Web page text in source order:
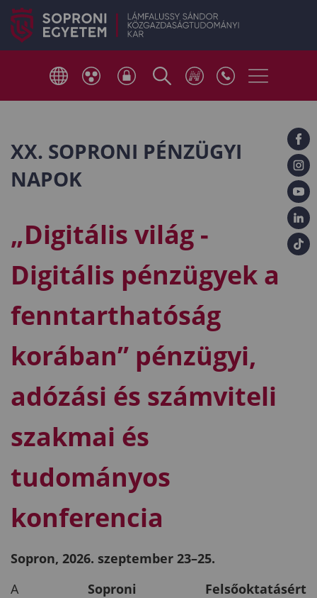
XX. SOPRONI PÉNZÜGYI
NAPOK
„Digitális világ -
Digitális pénzügyek a
fenntarthatóság
korában” pénzügyi,
adózási és számviteli
szakmai és
tudományos
konferencia
Sopron, 2026. szeptember 23–25.
A Soproni Felsőoktatásért